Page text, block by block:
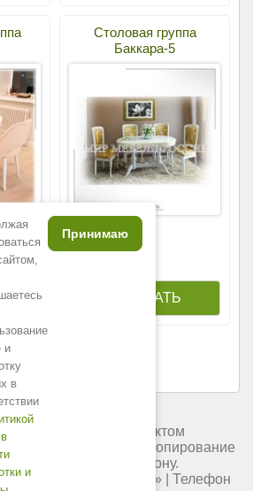
Столовая группа
Баккара-5
126 500р.
России является объектом
Любое копирование
преследуется по закону.
« Мир мебели России
» | Телефон
и
в
и
Принимаю